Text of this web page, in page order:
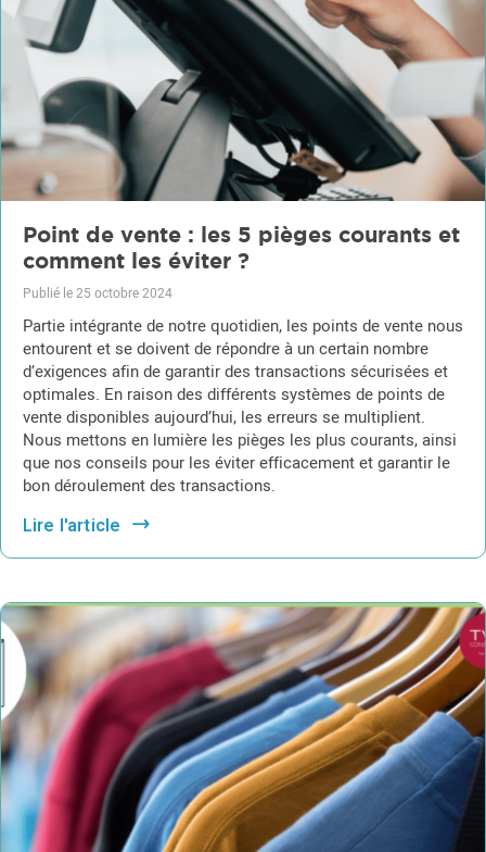
Point de vente : les 5 pièges courants et
comment les éviter ?
Publié le 25 octobre 2024
Partie intégrante de notre quotidien, les points de vente nous
entourent et se doivent de répondre à un certain nombre
d’exigences afin de garantir des transactions sécurisées et
optimales. En raison des différents systèmes de points de
vente disponibles aujourd’hui, les erreurs se multiplient.
Nous mettons en lumière les pièges les plus courants, ainsi
que nos conseils pour les éviter efficacement et garantir le
bon déroulement des transactions.
Lire l'article